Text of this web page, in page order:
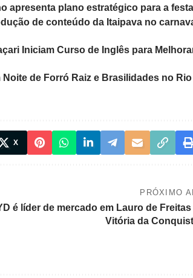
apresenta plano estratégico para a festa
de conteúdo da Itaipava no
Iniciam Curso de Inglês para
de Forró Raiz e Brasilidades no Rio
X
PRÓXIMO
é líder de mercado em Lauro de Freitas
Vitória da